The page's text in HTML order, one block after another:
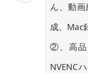
ん、動
成、Mac
②、高品
NVENC